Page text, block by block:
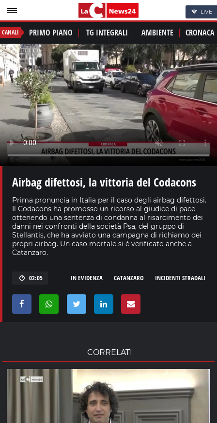
LIVE
CANALI PRIMO PIANO TG INTEGRALI AMBIENTE CRONACA
Airbag difettosi, la vittoria del Codacons
Prima pronuncia in Italia per il caso degli airbag difettosi.
Il Codacons ha promosso un ricorso al giudice di pace
ottenendo una sentenza di condanna al risarcimento dei
danni nei confronti della società Psa, del gruppo di
Stellantis, che ha avviato una campagna di richiamo dei
propri airbag. Un caso mortale si è verificato anche a
Catanzaro.
02:05 INCIDENTI STRADALI
CATANZARO
IN EVIDENZA
CORRELATI